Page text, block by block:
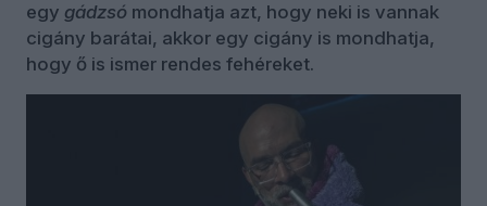
egy gádzsó mondhatja azt, hogy neki is vannak
cigány barátai, akkor egy cigány is mondhatja,
hogy ő is ismer rendes fehéreket.